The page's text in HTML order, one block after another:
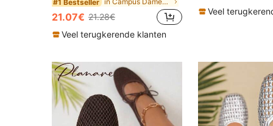
#1 Bestseller
21.07€ 21.28€
Veel terugkerende klanten
Veel